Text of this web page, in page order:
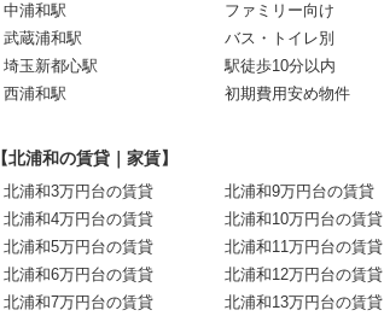
中浦和駅
武蔵浦和駅
埼玉新都心駅
西浦和駅
ファミリー向け
バス・トイレ別
駅徒歩10分以内
初期費用安め物件
【北浦和の賃貸｜家賃】
北浦和3万円台の賃貸
北浦和4万円台の賃貸
北浦和5万円台の賃貸
北浦和6万円台の賃貸
北浦和7万円台の賃貸
北浦和9万円台の賃貸
北浦和10万円台の賃貸
北浦和11万円台の賃貸
北浦和12万円台の賃貸
北浦和13万円台の賃貸